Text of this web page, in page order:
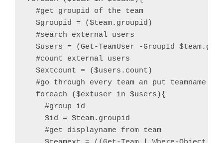
foreach ($team in $teams){
  #get groupid of the team
  $groupid = ($team.groupid)
$users = (Get-TeamUser -GroupId
  $extcount = ($users.count)
#go through every team an put teamname
  foreach ($extuser in $users){
    #group id
    $id = $team.groupid
    #get displayname from team